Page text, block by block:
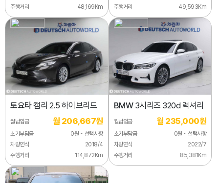
주행거리
48,169Km
주행거리
49,593Km
토요타캠리 2.5 하이브리드
월납입금 월 206,667원
초기부담금
0원 ~ 선택사항
차량연식
2018/4
주행거리
114,872Km
BMW3시리즈 320d 럭셔리
월납입금 월 235,000원
초기부담금
0원 ~ 선택사항
차량연식
2022/7
주행거리
85,381Km